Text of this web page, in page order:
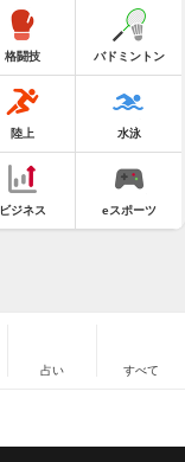
格闘技 バドミントン
陸上 水泳
ビジネス eスポーツ
占い すべて